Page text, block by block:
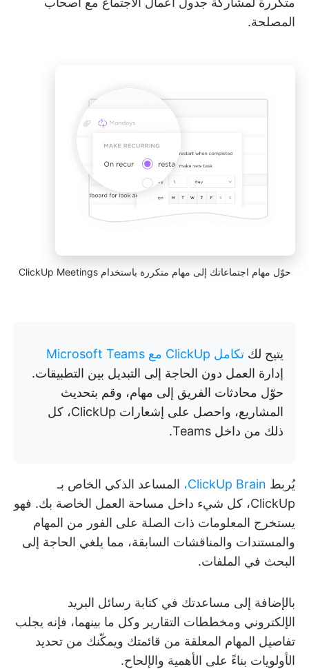
المصلحة.
حوّل مهام اجتماعاتك إلى مهام متكررة باستخدام ClickUp Meetings
يتيح لك تكامل ClickUp مع Microsoft Teams
إدارة العمل دون الحاجة إلى التبديل بين التطبيقات.
حوّل محادثات الفريق إلى مهام، وقم بتحديث
المشاريع، واحصل على إشعارات ClickUp، كل
ذلك من داخل Teams.
يُربط ClickUp Brain،
المساعد الذكي الخاص بـ
ClickUp، كل شيء داخل مساحة العمل الخاصة بك. فهو
يستخرج المعلومات ذات الصلة على الفور من المهام
والمستندات والمناقشات السابقة، مما يلغي الحاجة إلى
البحث في الملفات.
بالإضافة إلى مساعدتك في كتابة رسائل البريد
الإلكتروني ومخططات التقارير وكل ما بينهما، فإنه يجلب
تفاصيل المهام المعلقة من قائمتك ويمكّنك من تحديد
الأولويات بناءً على الأهمية والإلحاح.